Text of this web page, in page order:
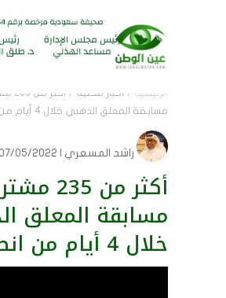
الرئيسية / أخبار محلية /
مسابقة المعلق الذهبي خلال 4 أيام من انطلاقتها
راشد المسعري
أكثر من
مسابقة المعلق
خلال 4 أيام من انطلاقتها